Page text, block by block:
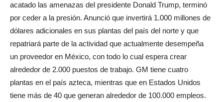
acatado las amenazas del presidente Donald Trump, terminó
por ceder a la presión. Anunció que invertirá 1.000 millones de
dólares adicionales en sus plantas del país del norte y que
repatriará parte de la actividad que actualmente desempeña
un proveedor en México, con todo lo cual espera crear
alrededor de 2.000 puestos de trabajo. GM tiene cuatro
plantas en el país azteca, mientras que en Estados Unidos
tiene más de 40 que generan alrededor de 100.000 empleos.